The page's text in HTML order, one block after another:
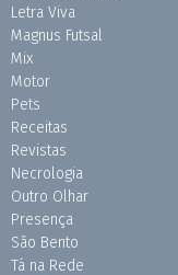
Letra Viva
Magnus Futsal
Mix
Motor
Pets
Receitas
Revistas
Necrologia
Outro Olhar
Presença
São Bento
Tá na Rede